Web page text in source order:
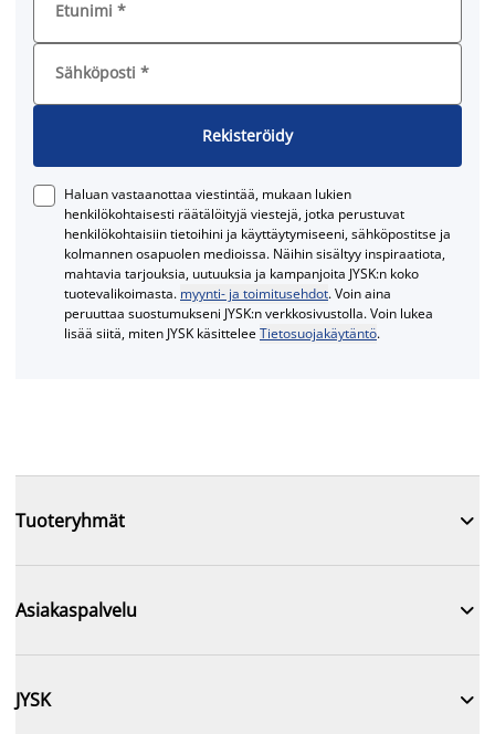
Etunimi *
Sähköposti *
Rekisteröidy
Haluan vastaanottaa viestintää, mukaan lukien
henkilökohtaisesti räätälöityjä viestejä, jotka perustuvat
henkilökohtaisiin tietoihini ja käyttäytymiseeni, sähköpostitse ja
kolmannen osapuolen medioissa. Näihin sisältyy inspiraatiota,
mahtavia tarjouksia, uutuuksia ja kampanjoita JYSK:n koko
tuotevalikoimasta. myynti- ja toimitusehdot. Voin aina
peruuttaa suostumukseni JYSK:n verkkosivustolla. Voin lukea
lisää siitä, miten JYSK käsitteleeTietosuojakäytäntö.
Tuoteryhmät 
Asiakaspalvelu 
JYSK 